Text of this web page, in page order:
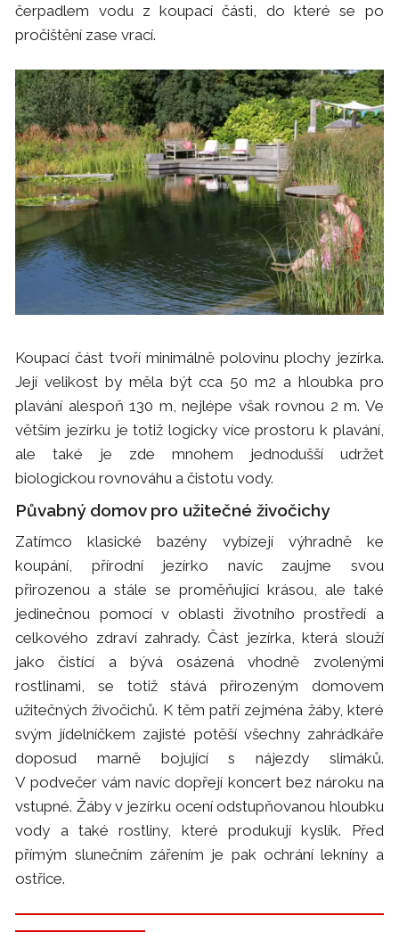
čerpadlem vodu z koupací části, do které se po
pročištění zase vrací.
Koupací část tvoří minimálně polovinu plochy jezírka.
Její velikost by měla být cca 50 m2 a hloubka pro
plavání alespoň 130 m, nejlépe však rovnou 2 m. Ve
větším jezírku je totiž logicky více prostoru k plavání,
ale také je zde mnohem jednodušší udržet
biologickou rovnováhu a čistotu vody.
Půvabný domov pro užitečné živočichy
Zatímco klasické bazény vybízejí výhradně ke
koupání, přírodní jezírko navíc zaujme svou
přirozenou a stále se proměňující krásou, ale také
jedinečnou pomocí v oblasti životního prostředí a
celkového zdraví zahrady. Část jezírka, která slouží
jako čistící a bývá osázená vhodně zvolenými
rostlinami, se totiž stává přirozeným domovem
užitečných živočichů. K těm patří zejména žáby, které
svým jídelníčkem zajisté potěší všechny zahrádkáře
doposud marně bojující s nájezdy slimáků.
V podvečer vám navíc dopřejí koncert bez nároku na
vstupné. Žáby v jezírku ocení odstupňovanou hloubku
vody a také rostliny, které produkují kyslík. Před
přímým slunečním zářením je pak ochrání lekníny a
ostřice.